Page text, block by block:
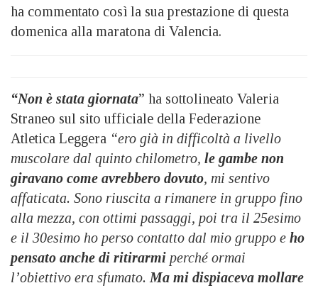
ha commentato così la sua prestazione di questa
domenica alla maratona di Valencia.
“Non è stata giornata” ha sottolineato Valeria
Straneo sul sito ufficiale della Federazione
Atletica Leggera “ero già in difficoltà a livello
muscolare dal quinto chilometro, le gambe non
giravano come avrebbero dovuto, mi sentivo
affaticata. Sono riuscita a rimanere in gruppo fino
alla mezza, con ottimi passaggi, poi tra il 25esimo
e il 30esimo ho perso contatto dal mio gruppo e ho
pensato anche di ritirarmi perché ormai
l’obiettivo era sfumato. Ma mi dispiaceva mollare